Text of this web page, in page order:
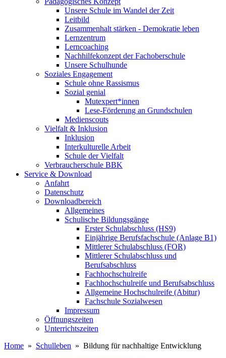
Unsere Schule im Wandel der Zeit
Leitbild
Zusammenhalt stärken - Demokratie leben
Lernzentrum
Lerncoaching
Nachhilfekonzept der Fachoberschule
Unsere Schulhunde
Soziales Engagement
Schule ohne Rassismus
Sozial genial
Mutexpert*innen
Lese-Förderung an Grundschulen
Medienscouts
Vielfalt & Inklusion
Inklusion
Interkulturelle Arbeit
Schule der Vielfalt
Verbraucherschule BBK
Service & Download
Anfahrt
Datenschutz
Downloadbereich
Allgemeines
Schulische Bildungsgänge
Erster Schulabschluss (HS9)
Einjährige Berufsfachschule (Anlage B1)
Mittlerer Schulabschluss (FOR)
Mittlerer Schulabschluss und
Berufsabschluss
Fachhochschulreife
Fachhochschulreife und Berufsabschluss
Allgemeine Hochschulreife (Abitur)
Fachschule Sozialwesen
Impressum
Öffnungszeiten
Unterrichtszeiten
Home » Schulleben » Bildung für nachhaltige Entwicklung